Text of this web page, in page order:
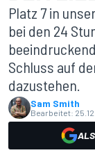
Platz 7 in
bei den 24
Schluss auf
dazustehen.
Sam Smith
Bearbeitet: